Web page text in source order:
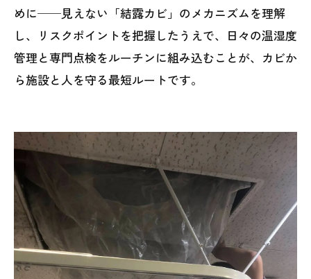
めに──見えない「結露カビ」のメカニズムを理解
し、リスクポイントを把握したうえで、日々の温湿度
管理と専門点検をルーチンに組み込むことが、カビか
ら施設と人を守る最短ルートです。